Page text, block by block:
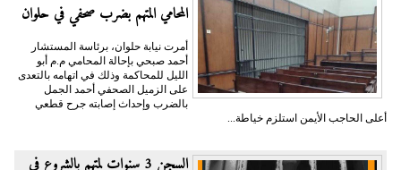
المحامي المتهم بضرب صحفي في حلوان
أمرت نيابة حلوان، برئاسة المستشار
أحمد صبحي بإحالة المحامي م.م أبو
الليل للمحاكمة وذلك في اتهامه بالتعدى
على الزميل الصحفي أحمد الجمل
بالضرب وإحداث إصابته جرح قطعي
أعلى الحاجب الأيمن استلزم خياطة...
السجن 3 سنوات لمتهم بالشروع فى